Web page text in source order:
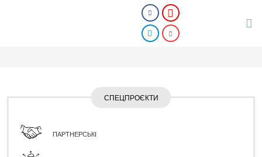
СПЕЦПРОЄКТИ
ПАРТНЕРСЬКІ